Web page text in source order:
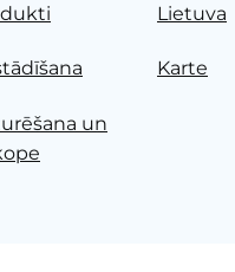
un
Lietuva
Karte